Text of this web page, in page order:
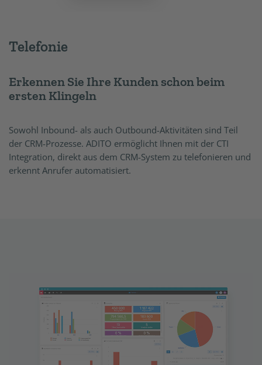
Telefonie
Erkennen Sie Ihre Kunden schon beim
ersten Klingeln
Sowohl Inbound- als auch Outbound-Aktivitäten sind Teil
der CRM-Prozesse. ADITO ermöglicht Ihnen mit der CTI
Integration, direkt aus dem CRM-System zu telefonieren und
erkennt Anrufer automatisiert.